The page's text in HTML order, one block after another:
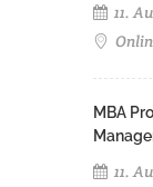
11.
MBA
11.